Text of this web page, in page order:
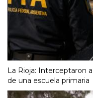
La Rioja: Interceptaron
de una escuela primaria